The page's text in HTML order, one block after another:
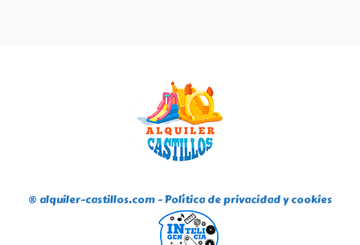
® alquiler-castillos.com -Política de privacidad y cookies